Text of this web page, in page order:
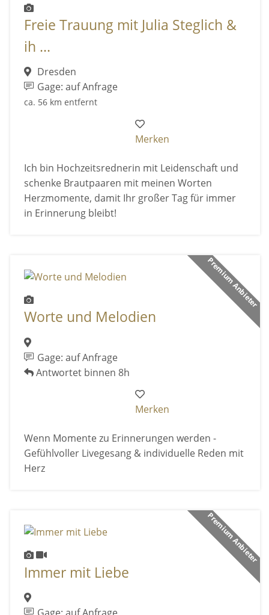
Freie Trauung mit Julia Steglich &
ih ...
Dresden
Gage: auf Anfrage
ca. 56 km entfernt
Merken
Ich bin Hochzeitsrednerin mit Leidenschaft und
schenke Brautpaaren mit meinen Worten
Herzmomente, damit Ihr großer Tag für immer
in Erinnerung bleibt!
Premium Anbieter
Worte und Melodien
Gage: auf Anfrage
Antwortet binnen 8h
Merken
Wenn Momente zu Erinnerungen werden -
Gefühlvoller Livegesang & individuelle Reden mit
Herz
Premium Anbieter
Immer mit Liebe